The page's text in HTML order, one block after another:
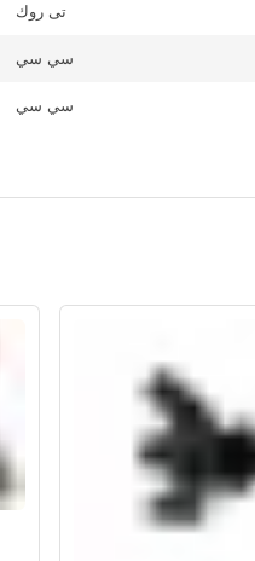
تى روك
سي سي
سي سي